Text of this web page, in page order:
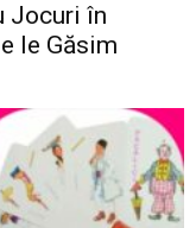
Jocuri în
le Găsim